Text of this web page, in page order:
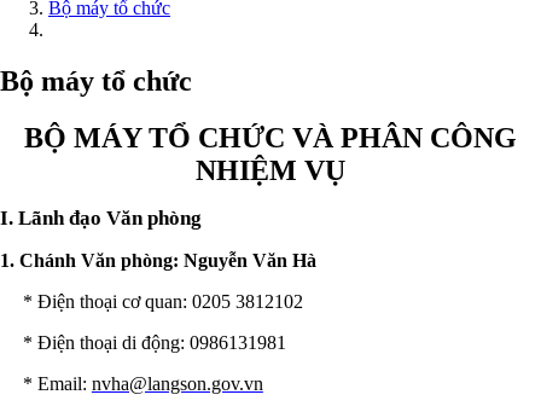
Bộ máy tổ chức
Bộ máy tổ chức
BỘ MÁY TỔ CHỨC VÀ PHÂN CÔNG
NHIỆM VỤ
I. Lãnh đạo Văn phòng
1. Chánh Văn phòng: Nguyễn Văn Hà
* Điện thoại cơ quan: 0205 3812102
* Điện thoại di động: 0986131981
* Email: nvha@langson.gov.vn